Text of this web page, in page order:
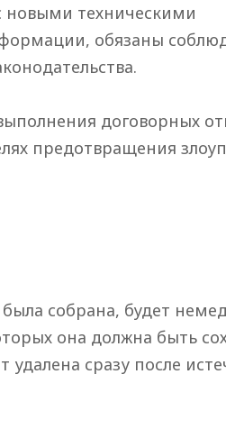
новыми техническими
обязаны
договорных
предотвращения
собрана, будет
она должна быть
сразу после